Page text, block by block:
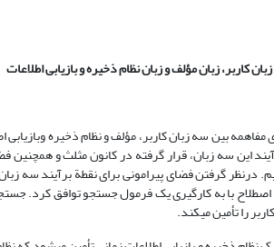
بین سه زبان کاربر، مؤلف و نظام ذخیره وبازیابی
این سه زبان، قرار گرفته در کانون مثلث و
درنظر گرفتن فضای پیرامونی برای نقطة برآیند سه
با به کارگیری یک فرمول جستجو توافق کرد.
را تأمین می­کند.